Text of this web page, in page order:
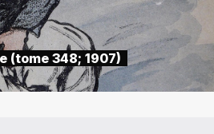
(tome 348; 1907)